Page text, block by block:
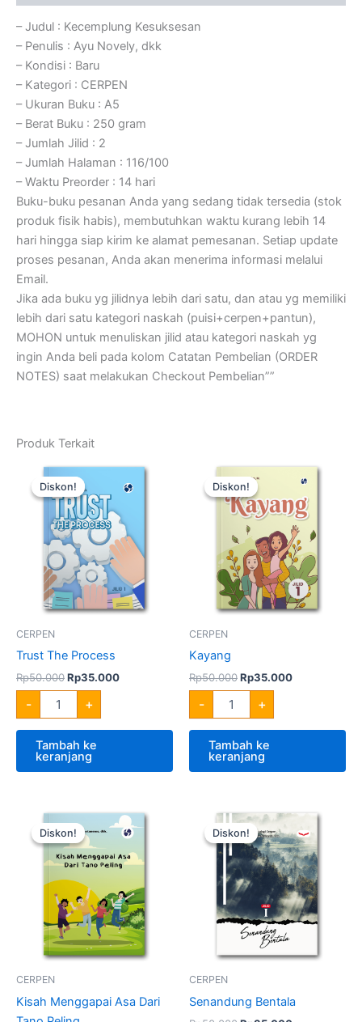
– Judul : Kecemplung Kesuksesan
– Penulis : Ayu Novely, dkk
– Kondisi : Baru
– Kategori : CERPEN
– Ukuran Buku : A5
– Berat Buku : 250 gram
– Jumlah Jilid : 2
– Jumlah Halaman : 116/100
– Waktu Preorder : 14 hari
Buku-buku pesanan Anda yang sedang tidak tersedia (stok
produk fisik habis), membutuhkan waktu kurang lebih 14
hari hingga siap kirim ke alamat pemesanan. Setiap update
proses pesanan, Anda akan menerima informasi melalui
Email.
Jika ada buku yg jilidnya lebih dari satu, dan atau yg memiliki
lebih dari satu kategori naskah (puisi+cerpen+pantun),
MOHON untuk menuliskan jilid atau kategori naskah yg
ingin Anda beli pada kolom Catatan Pembelian (ORDER
NOTES) saat melakukan Checkout Pembelian””
Produk Terkait
Diskon!
Diskon!
CERPEN
Trust The Process
Rp50.000
Harga
aslinya
adalah:
Rp50.000.
Rp35.000
Harga
saat
ini
Rp35.000.
-
Kuantitas
Trust
The
Process
+
Tambah ke
keranjang
Diskon!
Diskon!
CERPEN
Kayang
Rp50.000
Harga
aslinya
adalah:
Rp50.000.
Rp35.000
Harga
saat
ini
adalah:
Rp35.000.
-
Kuantitas
Kayang
+
Tambah ke
keranjang
Diskon!
Diskon!
CERPEN
Kisah Menggapai Asa Dari
Harga
aslinya
adalah:
Rp50.000.
Harga
saat
ini
adalah:
Rp35.000.
Kuantitas
Kisah
Menggapai
Asa
Dari
Tano
Peling
Diskon!
Diskon!
CERPEN
Senandung Bentala
Harga
aslinya
adalah:
Rp50.000.
Harga
ini
adalah:
Rp35.000.
Kuantitas
Senandung
Bentala